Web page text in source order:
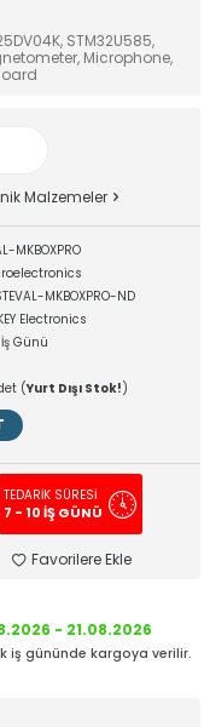
STM32U585,
Microphone,
Malzemeler
MKBOXPRO
MKBOXPRO-ND
Electronics
Günü
(Yurt Dışı Stok!)
TEDARİK SÜRESİ
7 - 10 İŞ GÜNÜ
Favorilere Ekle
- 21.08.2026
iş gününde kargoya verilir.